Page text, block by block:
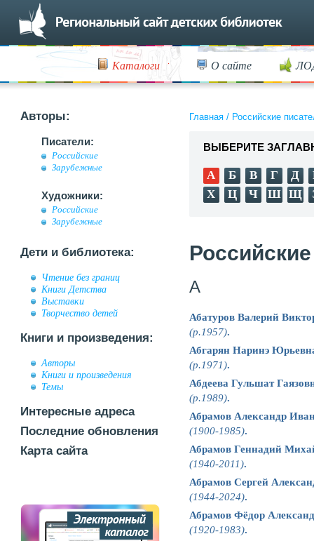
Каталоги О сайте
Авторы:
Писатели:
Российские
Зарубежные
Художники:
Российские
Зарубежные
Дети и библиотека:
Чтение без границ
Книги Детства
Выставки
Творчество детей
Книги и произведения:
Авторы
Книги и произведения
Темы
Интересные адреса
Последние обновления
Карта сайта
Главная / Российские
ВЫБЕРИТЕ
А Б В Г Д
Х
Ц Ч Ш Щ
А
Абатуров Валерий
(р.1957).
Абгарян Наринэ
(р.1971).
Абдеева Гульшат
(р.1989).
Абрамов Александр
(1900-1985).
Абрамов Геннадий
(1940-2011).
Абрамов Сергей
(1944-2024).
Абрамов Фёдор
(1920-1983).